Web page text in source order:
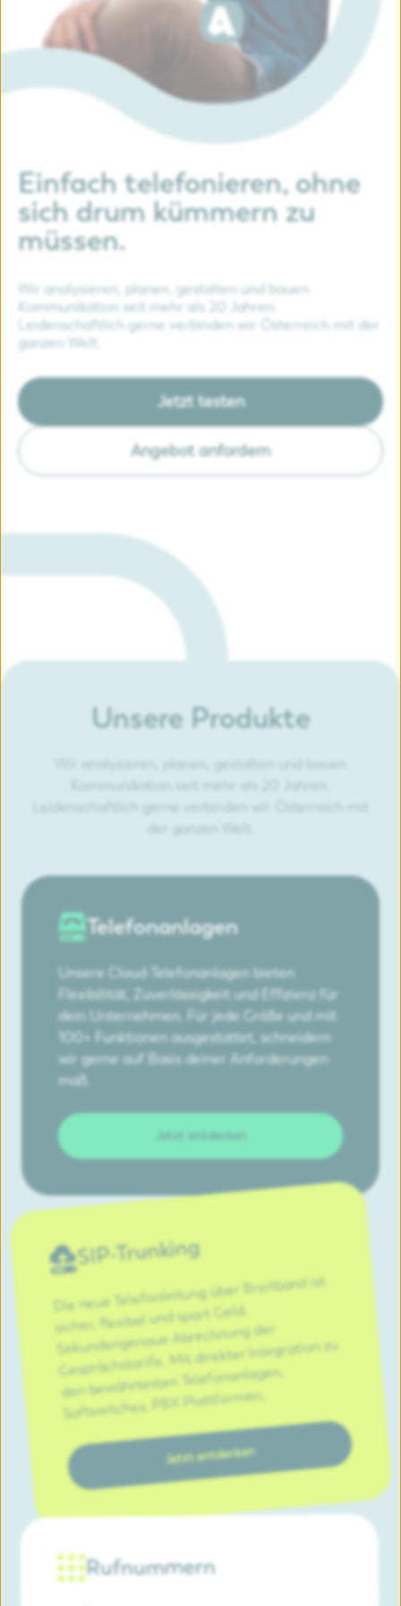
Einfach telefonieren, ohne
sich drum kümmern zu
müssen.
Wir analysieren, planen, gestalten und bauen
Kommunikation seit mehr als 20 Jahren.
Leidenschaftlich gerne verbinden wir Österreich mit der
ganzen Welt.
Jetzt testen
Angebot anfordern
Unsere Produkte
Wir analysieren, planen, gestalten und bauen
Kommunikation seit mehr als 20 Jahren.
Leidenschaftlich gerne verbinden wir Österreich mit
der ganzen Welt.
Telefonanlagen
Unsere Cloud-Telefonanlagen bieten
Flexibilität, Zuverlässigkeit und Effizienz für
dein Unternehmen. Für jede Größe und mit
100+ Funktionen ausgestattet, schneidern
wir gerne auf Basis deiner Anforderungen
maß.
Jetzt entdecken
SIP-Trunking
Die neue Telefonleitung über Breitband ist
sicher, flexibel und spart Geld.
Sekundengenaue Abrechnung der
Gesprächstarife. Mit direkter Integration zu
den bewährtesten Telefonanlagen,
Softswitches, PBX Plattformen.
Jetzt entdecken
Rufnummern